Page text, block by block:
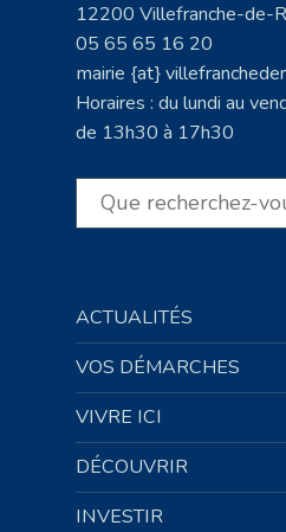
12200 Villefranche-de-
05 65 65 16 20
mairie {at}
Horaires : du lundi au
de 13h30 à 17h30
Rechercher
ACTUALITÉS
VOS DÉMARCHES
VIVRE ICI
DÉCOUVRIR
INVESTIR